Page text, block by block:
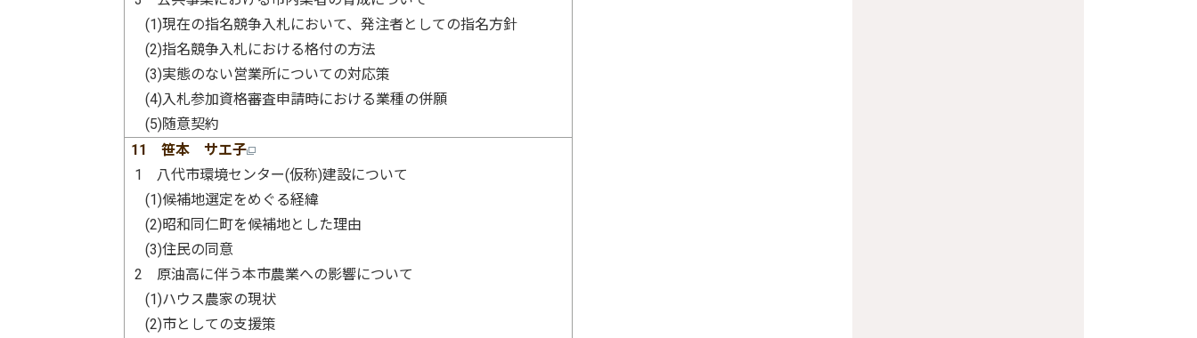
(1)現在の指名競争入札において、発注者としての指名方針
(2)指名競争入札における格付の方法
(3)実態のない営業所についての対応策
(4)入札参加資格審査申請時における業種の併願
(5)随意契約
11 笹本 サエ子
1 八代市環境センター(仮称)建設について
(1)候補地選定をめぐる経緯
(2)昭和同仁町を候補地とした理由
(3)住民の同意
2 原油高に伴う本市農業への影響について
(1)ハウス農家の現状
(2)市としての支援策